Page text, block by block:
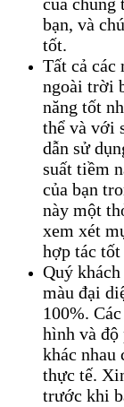
bạn, và
tốt.
Tất cả các
ngoài trời
năng tốt
thể và với
dẫn sử
suất tiềm
của bạn
này một
xem xét
hợp tác tốt
Quý
màu đại
100%.
hình và
khác nhau
thực tế.
trước khi